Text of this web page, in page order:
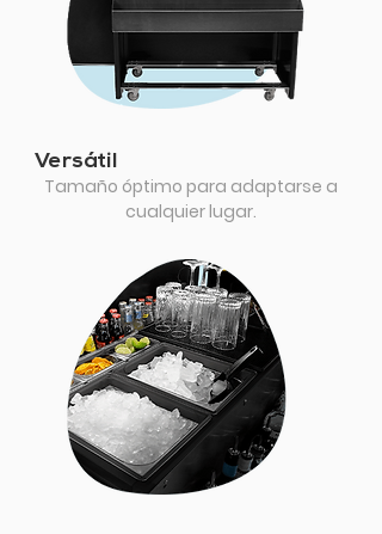
Versátil
Tamaño óptimo para adaptarse a
cualquier lugar.